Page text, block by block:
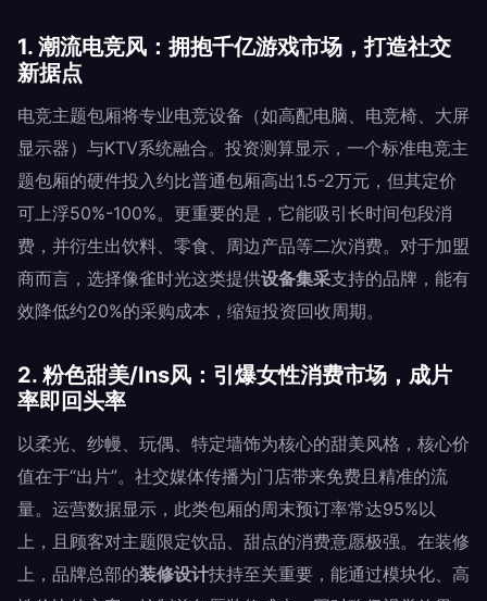
1. 潮流电竞风：拥抱千亿游戏市场，打造社交
新据点
电竞主题包厢将专业电竞设备（如高配电脑、电竞椅、大屏
显示器）与KTV系统融合。投资测算显示，一个标准电竞主
题包厢的硬件投入约比普通包厢高出1.5-2万元，但其定价
可上浮50%-100%。更重要的是，它能吸引长时间包段消
费，并衍生出饮料、零食、周边产品等二次消费。对于加盟
商而言，选择像雀时光这类提供设备集采支持的品牌，能有
效降低约20%的采购成本，缩短投资回收周期。
2. 粉色甜美/Ins风：引爆女性消费市场，成片
率即回头率
以柔光、纱幔、玩偶、特定墙饰为核心的甜美风格，核心价
值在于“出片”。社交媒体传播为门店带来免费且精准的流
量。运营数据显示，此类包厢的周末预订率常达95%以
上，且顾客对主题限定饮品、甜点的消费意愿极强。在装修
上，品牌总部的装修设计扶持至关重要，能通过模块化、高